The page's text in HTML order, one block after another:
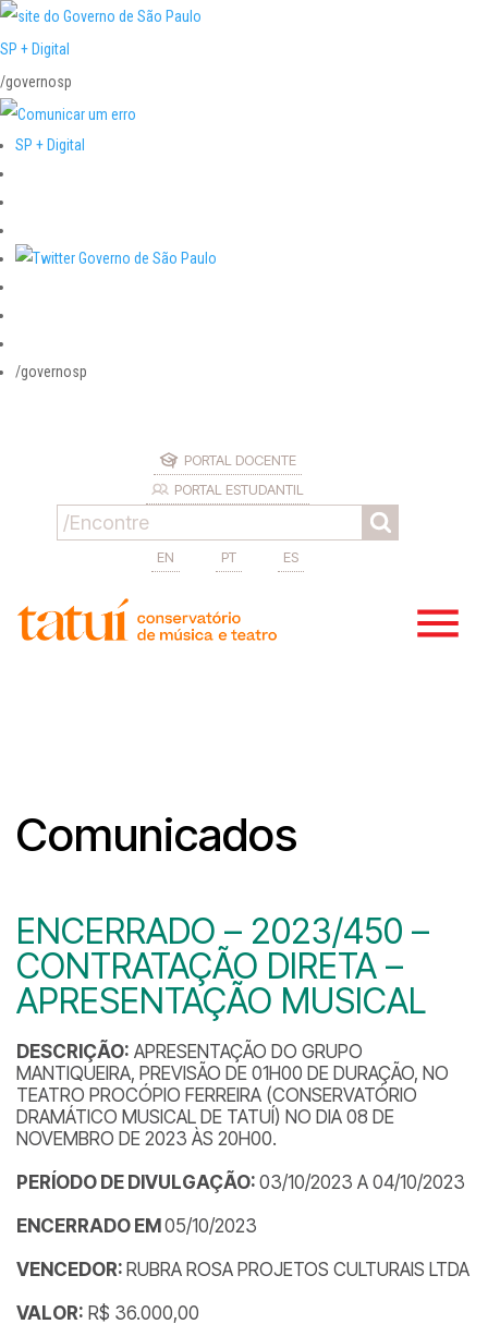
SP + Digital
/governosp
SP + Digital
/governosp
PORTAL DOCENTE
PORTAL ESTUDANTIL
EN PT ES
Comunicados
ENCERRADO – 2023/450 –
CONTRATAÇÃO DIRETA –
APRESENTAÇÃO MUSICAL
DESCRIÇÃO: APRESENTAÇÃO DO GRUPO
MANTIQUEIRA, PREVISÃO DE 01H00 DE DURAÇÃO, NO
TEATRO PROCÓPIO FERREIRA (CONSERVATÓRIO
DRAMÁTICO MUSICAL DE TATUÍ) NO DIA 08 DE
NOVEMBRO DE 2023 ÀS 20H00.
PERÍODO DE DIVULGAÇÃO: 03/10/2023 A 04/10/2023
ENCERRADO EM 05/10/2023
VENCEDOR: RUBRA ROSA PROJETOS CULTURAIS LTDA
VALOR: R$ 36.000,00